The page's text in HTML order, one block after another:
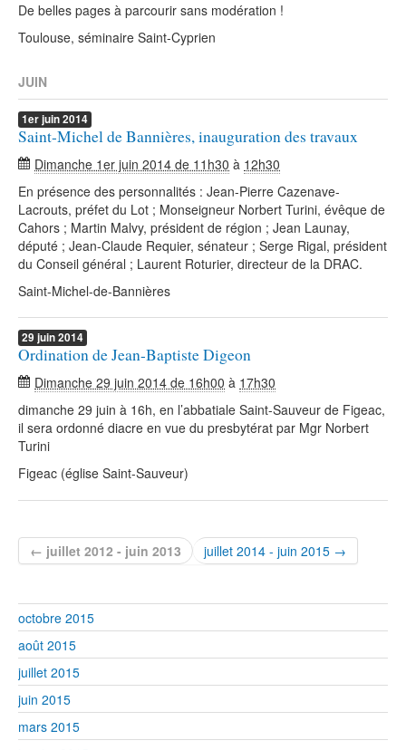
De belles pages à parcourir sans modération !
Toulouse, séminaire Saint-Cyprien
JUIN
1erjuin2014
Saint-Michel de Bannières, inauguration des travaux
Dimanche 1er juin 2014 de 11h30 à 12h30
En présence des personnalités : Jean-Pierre Cazenave-
Lacrouts, préfet du Lot ; Monseigneur Norbert Turini, évêque de
Cahors ; Martin Malvy, président de région ; Jean Launay,
député ; Jean-Claude Requier, sénateur ; Serge Rigal, président
du Conseil général ; Laurent Roturier, directeur de la DRAC.
Saint-Michel-de-Bannières
29 juin2014
Ordination de Jean-Baptiste Digeon
Dimanche 29 juin 2014 de 16h00 à 17h30
dimanche 29 juin à 16h, en l’abbatiale Saint-Sauveur de Figeac,
il sera ordonné diacre en vue du presbytérat par Mgr Norbert
Turini
Figeac (église Saint-Sauveur)
← juillet 2012 - juin 2013 juillet 2014 - juin 2015 →
octobre 2015
août 2015
juillet 2015
juin 2015
mars 2015